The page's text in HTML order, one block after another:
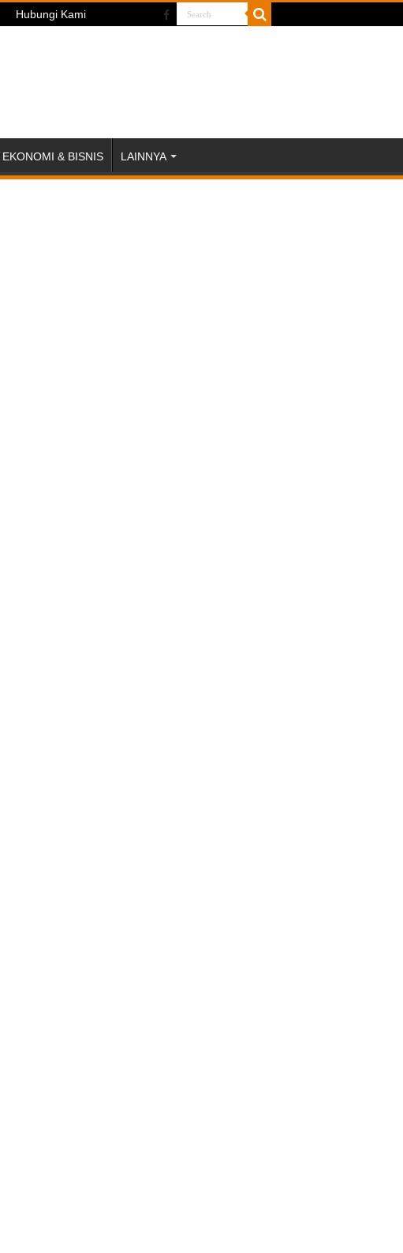
Hubungi Kami
EKONOMI & BISNIS LAINNYA